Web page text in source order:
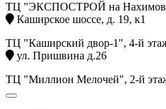
ТЦ "ЭКСПОСТРОЙ на
Каширское шоссе, д. 19, к1
ТЦ "Каширский двор-1", 4-й
ул. Пришвина д.26
ТЦ "Миллион Мелочей", 2-й